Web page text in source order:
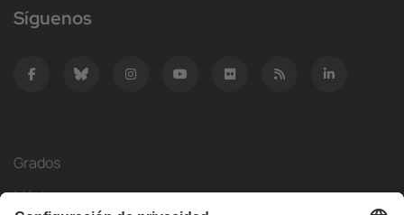
Síguenos
Grados
Másteres